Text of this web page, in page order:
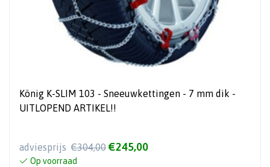
König K-SLIM 103 - Sneeuwkettingen - 7 mm dik -
UITLOPEND ARTIKEL!!
adviesprijs €304,00 €245,00
Op voorraad